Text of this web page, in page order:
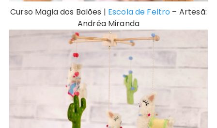
Curso Magia dos Balões | Escola de Feltro – Artesã:
Andréa Miranda